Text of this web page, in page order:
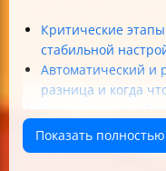
Критические
стабильной
Автоматический и
разница и когда
ручной настройки и
Как правильно
Показать полностью